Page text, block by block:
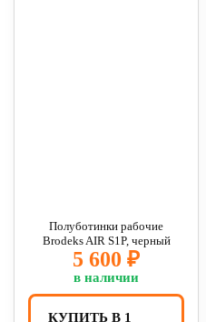
Полуботинки рабочие
Brodeks AIR S1P, черный
5 600 ₽
в наличии
КУПИТЬ В 1